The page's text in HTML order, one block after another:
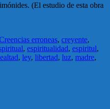
(El estudio de esta obra
erroneas, creyente,
, espiritualidad, espiritul,
, ley, libertad, luz, madre,